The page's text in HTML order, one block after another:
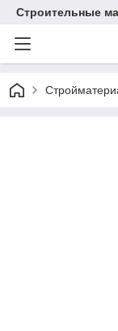
Строительные